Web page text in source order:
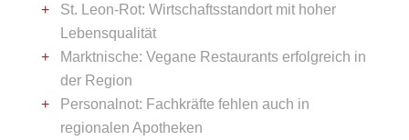
St. Leon-Rot: Wirtschaftsstandort mit hoher
Lebensqualität
Marktnische: Vegane Restaurants erfolgreich in
der Region
Personalnot: Fachkräfte fehlen auch in
regionalen Apotheken